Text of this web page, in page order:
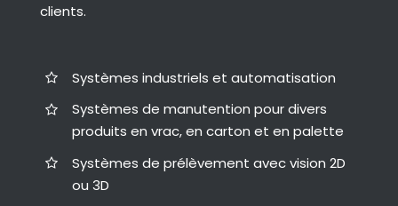
clients.
Systèmes industriels et automatisation
Systèmes de manutention pour divers
produits en vrac, en carton et en palette
Systèmes de prélèvement avec vision 2D
ou 3D